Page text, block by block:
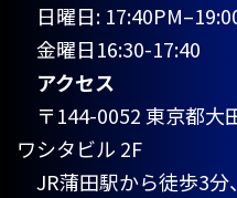
日曜日:
金曜日16:30-17:40
アクセス
〒144-0052 東京都大
ワシタビル 2F
JR蒲田駅から徒歩3分